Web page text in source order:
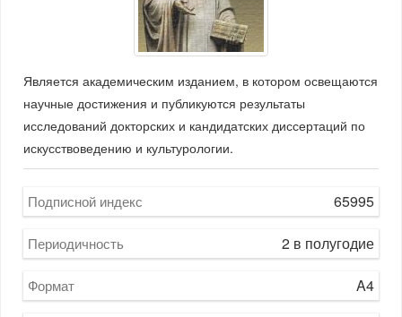
Является академическим изданием, в котором освещаются
научные достижения и публикуются результаты
исследований докторских и кандидатских диссертаций по
искусствоведению и культурологии.
Подписной индекс 65995
Периодичность 2 в полугодие
Формат A4